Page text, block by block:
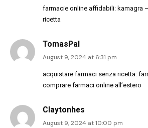
farmacie online affidabili: kamagra
ricetta
TomasPal
August 9, 2024 at 6:31 pm
acquistare farmaci senza ricetta:
comprare farmaci online all’estero
Claytonhes
August 9, 2024 at 10:00 pm